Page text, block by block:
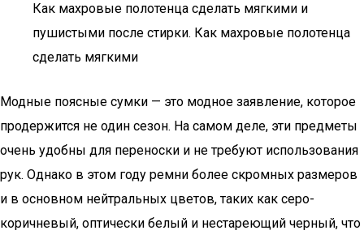
Как махровые полотенца сделать мягкими и
пушистыми после стирки. Как махровые полотенца
сделать мягкими
Модные поясные сумки — это модное заявление, которое
продержится не один сезон. На самом деле, эти предметы
очень удобны для переноски и не требуют использования
рук. Однако в этом году ремни более скромных размеров
и в основном нейтральных цветов, таких как серо-
коричневый, оптически белый и нестареющий черный, что